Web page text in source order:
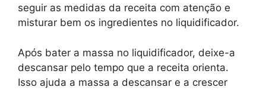
seguir as medidas da receita com atenção e
misturar bem os ingredientes no liquidificador.
Após bater a massa no liquidificador, deixe-a
descansar pelo tempo que a receita orienta.
Isso ajuda a massa a descansar e a crescer